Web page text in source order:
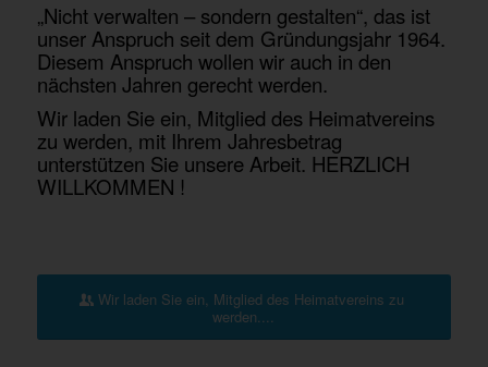
„Nicht verwalten – sondern gestalten“, das ist
unser Anspruch seit dem Gründungsjahr 1964.
Diesem Anspruch wollen wir auch in den
nächsten Jahren gerecht werden.
Wir laden Sie ein, Mitglied des Heimatvereins
zu werden, mit Ihrem Jahresbetrag
unterstützen Sie unsere Arbeit. HERZLICH
WILLKOMMEN !
Wir laden Sie ein, Mitglied des Heimatvereins zu
werden....